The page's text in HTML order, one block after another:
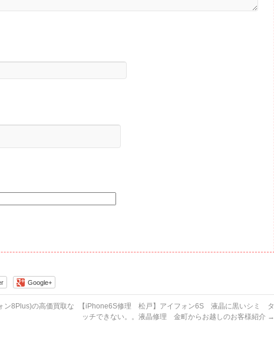
Google+
ン8Plus)の高価買取な
【iPhone6S修理 松戸】アイフォン6S 液晶に黒いシミ タ
ッチできない。。液晶修理 金町からお越しのお客様紹介 →